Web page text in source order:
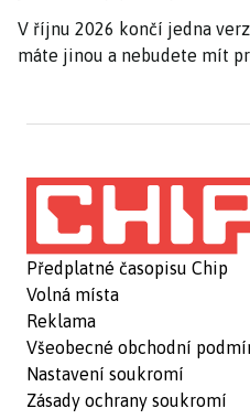
V říjnu 2026 končí jedna
máte jinou a nebudete mít
Předplatné časopisu Chip
Volná místa
Reklama
Všeobecné obchodní
Nastavení soukromí
Zásady ochrany soukromí